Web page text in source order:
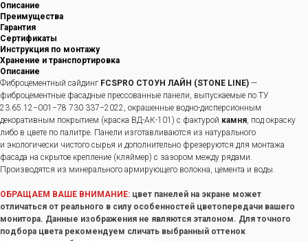
Описание
Преимущества
Гарантия
Сертификаты
Инструкция по монтажу
Хранение и транспортировка
Описание
Фиброцементный сайдинг FCSPRO СТОУН ЛАЙН (STONE LINE) —
фиброцементные фасадные прессованные панели, выпускаемые по ТУ
23.65.12−001−78 730 337−2022, окрашенные водно-дисперсионным
декоративным покрытием (краска ВД-АК-101) с фактурой камня, под окраску
либо в цвете по палитре. Панели изготавливаются из натурального
и экологически чистого сырья и дополнительно фрезеруются для монтажа
фасада на скрытое крепление (кляймер) с зазором между рядами.
Производятся из минерального армирующего волокна, цемента и воды.
ОБРАЩАЕМ ВАШЕ ВНИМАНИЕ: цвет панелей на экране может
отличаться от реального в силу особенностей цветопередачи вашего
монитора. Данные изображения не являются эталоном. Для точного
подбора цвета рекомендуем сличать выбранный оттенок